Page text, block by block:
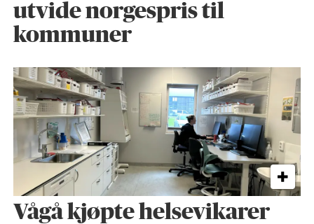
utvide norgespris til
kommuner
Vågå kjøpte helse­vikarer